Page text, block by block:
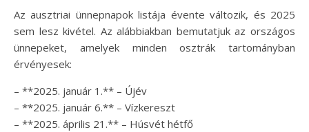
Az ausztriai ünnepnapok listája évente változik, és 2025
sem lesz kivétel. Az alábbiakban bemutatjuk az országos
ünnepeket, amelyek minden osztrák tartományban
érvényesek:
– **2025. január 1.** – Újév
– **2025. január 6.** – Vízkereszt
– **2025. április 21.** – Húsvét hétfő